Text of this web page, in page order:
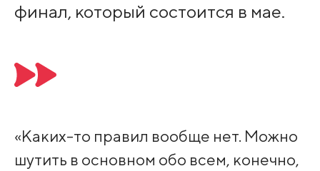
финал, который состоится в мае.
«Каких-то правил вообще нет. Можно
шутить в основном обо всем, конечно,